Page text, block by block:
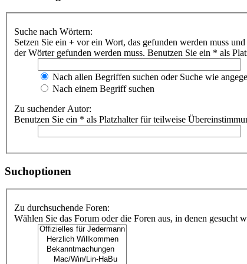
Suche nach Wörtern:
Setzen Sie ein + vor ein Wort, das gefunden werden muss und
der Wörter gefunden werden muss. Benutzen Sie ein * als
Nach allen Begriffen suchen oder Suche wie
Nach einem Begriff suchen
Zu suchender Autor:
Benutzen Sie ein * als Platzhalter für teilweise
Suchoptionen
Zu durchsuchende Foren:
Wählen Sie das Forum oder die Foren aus, in denen